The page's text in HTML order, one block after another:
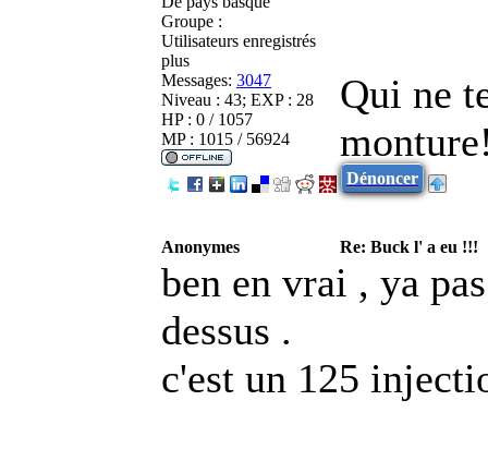
Groupe :
Utilisateurs enregistrés
plus
Messages: 3047
Niveau : 43; EXP : 28
HP : 0 / 1057
MP : 1015 / 56924
Qui ne
Dénoncer
Anonymes Re: Buck l' a eu !!!
ben en vrai , ya
dessus .
c'est un 125